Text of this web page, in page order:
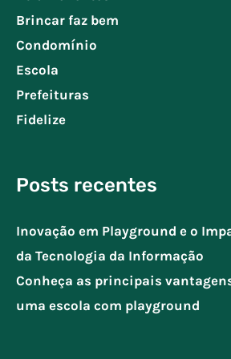
Brincar faz bem
Condomínio
Escola
Prefeituras
Fidelize
Posts recentes
Inovação em Playground e o
da Tecnologia da Informação
Conheça as principais
uma escola com playground